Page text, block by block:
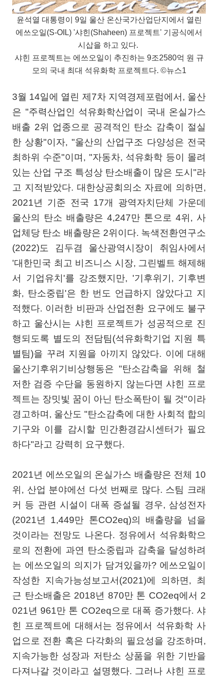
윤석열 대통령이 9일 울산 온산국가산업단지에서 열린
에쓰오일(S-OIL) '샤힌(Shaheen) 프로젝트' 기공식에서
시삽을 하고 있다.
샤힌 프로젝트는 에쓰오일이 추진하는 9조2580억 원 규
모의 국내 최대 석유화학 프로젝트다. ©뉴스1
3월 14일에 열린 제7차 지역경제포럼에서, 울산
은 "주력산업인 석유화학산업이 국내 온실가스
배출 2위 업종으로 공격적인 탄소 감축이 절실
한 상황"이자, "울산의 산업구조 다양성은 전국
최하위 수준"이며, "자동차, 석유화학 등이 몰려
있는 산업 구조 특성상 탄소배출이 많은 도시"라
고 지적받았다. 대한상공회의소 자료에 의하면,
2021년 기준 전국 17개 광역자치단체 가운데
울산의 탄소 배출량은 4,247만 톤으로 4위, 사
업체당 탄소 배출량은 2위이다. 녹색전환연구소
(2022)도 김두겸 울산광역시장이 취임사에서
'대한민국 최고 비즈니스 시장, 그린벨트 해제해
서 기업유치'를 강조했지만, '기후위기, 기후변
화, 탄소중립'은 한 번도 언급하지 않았다고 지
적했다. 이러한 비판과 산업전환 요구에도 불구
하고 울산시는 샤힌 프로젝트가 성공적으로 진
행되도록 별도의 전담팀(석유화학기업 지원 특
별팀)을 꾸려 지원을 아끼지 않았다. 이에 대해
울산기후위기비상행동은 "탄소감축을 위해 철
저한 검증 수단을 동원하지 않는다면 샤힌 프로
젝트는 장밋빛 꿈이 아닌 탄소폭탄이 될 것"이라
경고하며, 울산도 "탄소감축에 대한 사회적 합의
기구와 이를 감시할 민간환경감시센터가 필요
하다"라고 강력히 요구했다.
2021년 에쓰오일의 온실가스 배출량은 전체 10
위, 산업 분야에선 다섯 번째로 많다. 스팀 크래
커 등 관련 시설이 대폭 증설될 경우, 삼성전자
(2021년 1,449만 톤CO2eq)의 배출량을 넘을
것이라는 전망도 나온다. 정유에서 석유화학으
로의 전환에 과연 탄소중립과 감축을 달성하려
는 에쓰오일의 의지가 담겨있을까? 에쓰오일이
작성한 지속가능성보고서(2021)에 의하면, 최
근 탄소배출은 2018년 870만 톤 CO2eq에서 2
021년 961만 톤 CO2eq으로 대폭 증가했다. 샤
힌 프로젝트에 대해서는 정유에서 석유화학 사
업으로 전환 혹은 다각화의 필요성을 강조하며,
지속가능한 성장과 저탄소 상품을 위한 기반을
다져나갈 것이라고 설명했다. 그러나 샤힌 프로